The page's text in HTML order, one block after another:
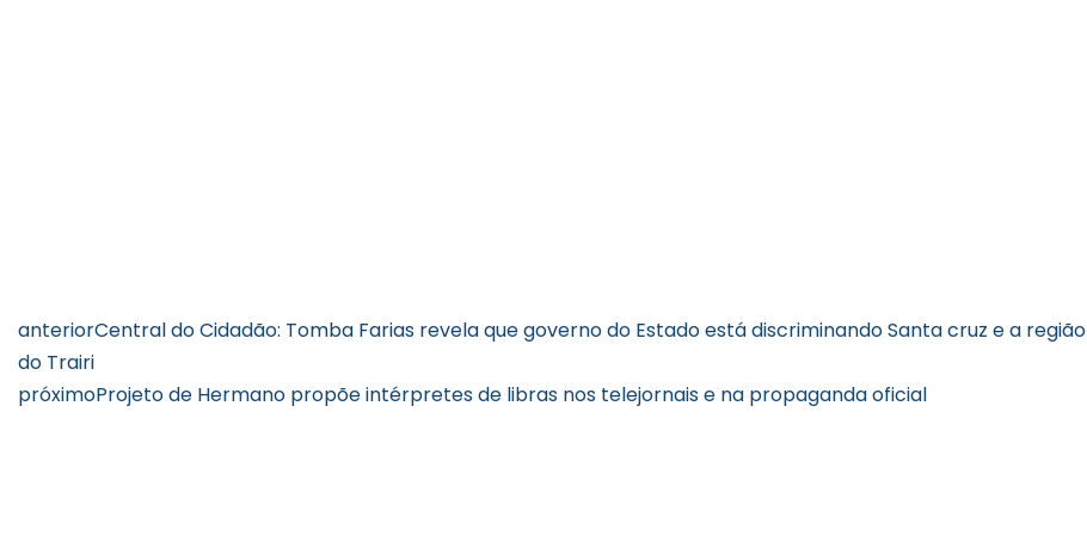
anteriorCentral do Cidadão: Tomba Farias revela que governo do Estado está discriminando Santa cruz e a região
do Trairi
próximoProjeto de Hermano propõe intérpretes de libras nos telejornais e na propaganda oficial